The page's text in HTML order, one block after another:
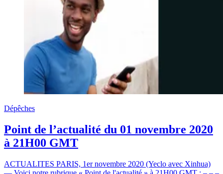
Dépêches
Point de l’actualité du 01 novembre 2020
à 21H00 GMT
ACTUALITES PARIS, 1er novembre 2020 (Yeclo avec Xinhua)